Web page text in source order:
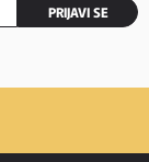
PRIJAVI SE